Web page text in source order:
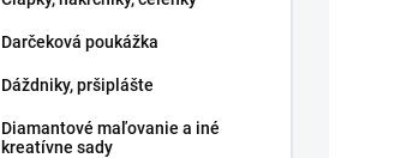
Darčeková poukážka
Dáždniky, pršiplášte
Diamantové maľovanie a iné
kreatívne sady